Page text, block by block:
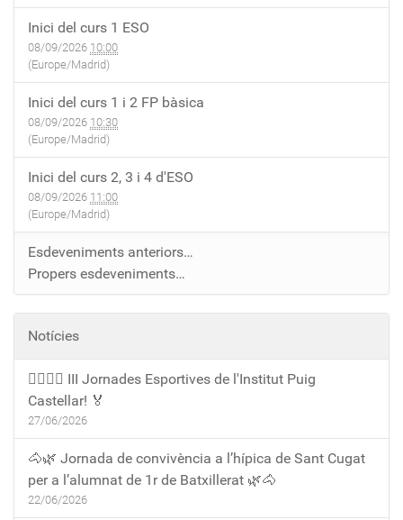
Inici del curs 1 ESO
08/09/2026 10:00
(Europe/Madrid)
Inici del curs 1 i 2 FP bàsica
08/09/2026 10:30
(Europe/Madrid)
Inici del curs 2, 3 i 4 d'ESO
08/09/2026 11:00
(Europe/Madrid)
Esdeveniments anteriors…
Propers esdeveniments…
Notícies
🏃‍♀️🏃‍♂️ III Jornades Esportives de l'Institut Puig
Castellar! 🏅
27/06/2026
🐴🌿 Jornada de convivència a l’hípica de Sant Cugat
per a l’alumnat de 1r de Batxillerat 🌿🐴
22/06/2026